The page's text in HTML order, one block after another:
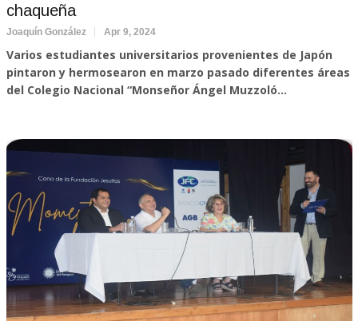
chaqueña
Joaquín González Apr 9, 2024
Varios estudiantes universitarios provenientes de Japón
pintaron y hermosearon en marzo pasado diferentes áreas
del Colegio Nacional “Monseñor Ángel Muzzoló...